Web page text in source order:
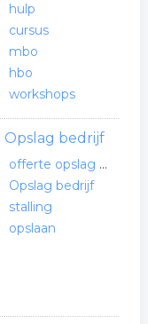
hulp
cursus
mbo
hbo
workshops
Opslag bedrijf
offerte opslag bedrijf
Opslag bedrijf
stalling
opslaan